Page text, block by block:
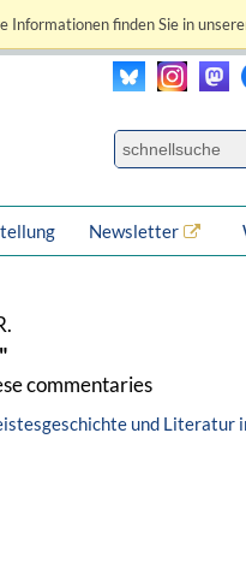
Informationen finden Sie in
Newsletter
commentaries
und Literatur